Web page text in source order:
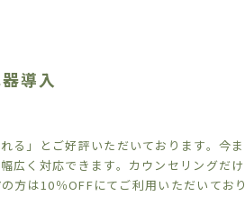
導入
」とご好評いただいております。今ま
広く対応できます。カウンセリングだ
は10％OFFにてご利用いただいており